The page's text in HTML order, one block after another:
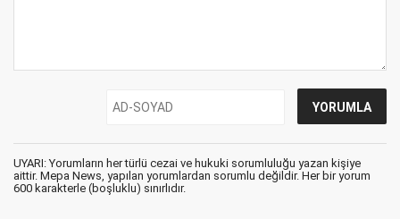
UYARI: Yorumların her türlü cezai ve hukuki sorumluluğu yazan kişiye
aittir. Mepa News, yapılan yorumlardan sorumlu değildir. Her bir yorum
600 karakterle (boşluklu) sınırlıdır.